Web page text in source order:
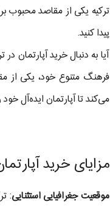
ترکیه یکی از مقاصد محبوب
پیدا کنید.
آیا به دنبال خرید آپارتمان
فرهنگ متنوع خود، یکی از
می‌کند تا آپارتمان ایده‌آل خود
مزایای خرید
موقعیت جغرافیایی استثنایی: